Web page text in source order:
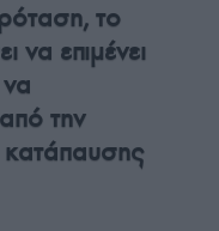
το
να επιμένει
την